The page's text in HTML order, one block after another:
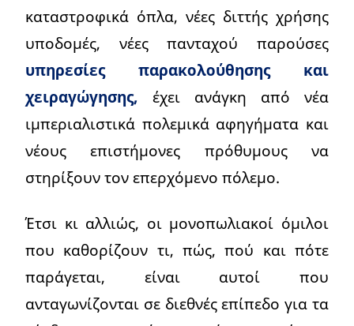
καταστροφικά όπλα, νέες διττής χρήσης
υποδομές, νέες πανταχού παρούσες
υπηρεσίες παρακολούθησης και
χειραγώγησης, έχει ανάγκη από νέα
ιμπεριαλιστικά πολεμικά αφηγήματα και
νέους επιστήμονες πρόθυμους να
στηρίξουν τον επερχόμενο πόλεμο.
Έτσι κι αλλιώς, οι μονοπωλιακοί όμιλοι
που καθορίζουν τι, πώς, πού και πότε
παράγεται, είναι αυτοί που
ανταγωνίζονται σε διεθνές επίπεδο για τα